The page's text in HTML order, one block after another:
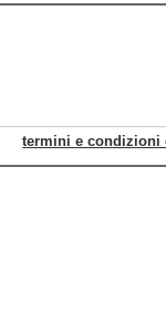
termini e condizioni